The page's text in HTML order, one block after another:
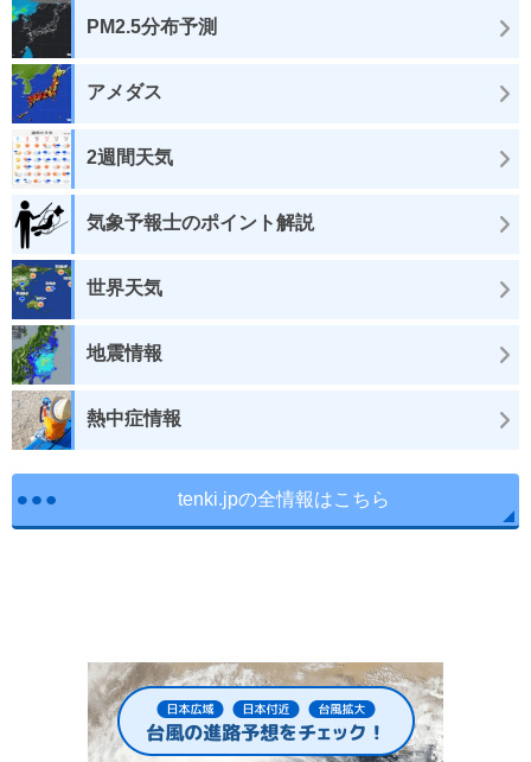
PM2.5分布予測
アメダス
2週間天気
気象予報士のポイント解説
世界天気
地震情報
熱中症情報
tenki.jpの全情報はこちら